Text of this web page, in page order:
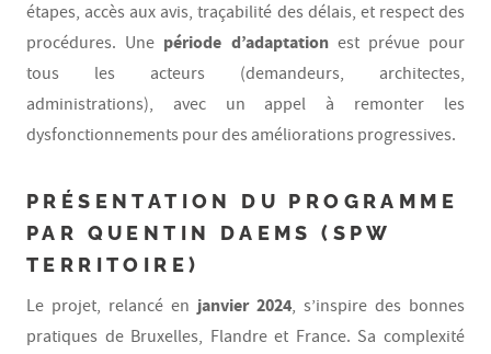
étapes, accès aux avis, traçabilité des délais, et respect des
procédures. Une période d’adaptationest prévue pour
tous les acteurs (demandeurs, architectes,
administrations), avec un appel à remonter les
dysfonctionnements pour des améliorations progressives.
PRÉSENTATION DU PROGRAMME
PAR QUENTIN DAEMS (SPW
TERRITOIRE)
Le projet, relancé en janvier 2024, s’inspire des bonnes
pratiques de Bruxelles, Flandre et France. Sa complexité